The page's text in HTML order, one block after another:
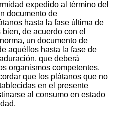
expedido al término del
documento de
hasta la fase última de
de acuerdo con el
un documento de
aquéllos hasta la fase de
que deberá
organismos competentes.
que los plátanos que no
en el presente
al consumo en estado